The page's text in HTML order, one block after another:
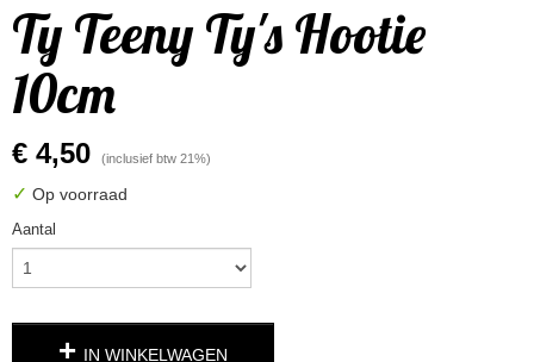
Ty Teeny Ty's Hootie
10cm
€ 4,50 (inclusief btw 21%)
✓ Op voorraad
Aantal
IN WINKELWAGEN